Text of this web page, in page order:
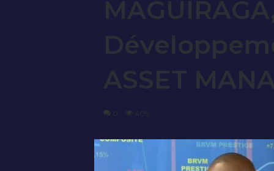
409